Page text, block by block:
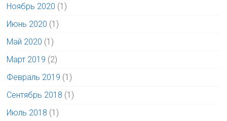
Ноябрь 2020 (1)
Июнь 2020 (1)
Май 2020 (1)
Март 2019 (2)
Февраль 2019 (1)
Сентябрь 2018 (1)
Июль 2018 (1)